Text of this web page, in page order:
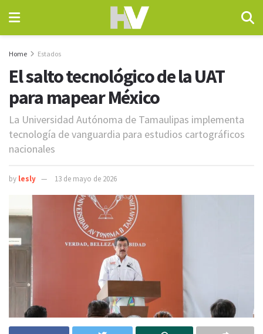
Home Estados
El salto tecnológico de la UAT
para mapear México
La Universidad Autónoma de Tamaulipas implementa
tecnología de vanguardia para estudios cartográficos
nacionales
by lesly 13 de mayo de 2026